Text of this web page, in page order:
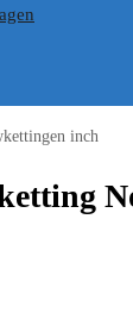
inch